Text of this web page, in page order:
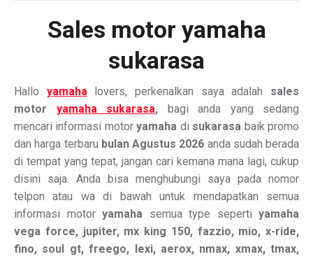
Sales motor yamaha
sukarasa
Hallo yamahalovers, perkenalkan saya adalah sales
motor yamaha sukarasa, bagi anda yang sedang
mencari informasi motoryamaha di sukarasa baik promo
dan harga terbaru bulan Agustus 2026 anda sudah berada
di tempat yang tepat, jangan cari kemana mana lagi, cukup
disini saja. Anda bisa menghubungi saya pada nomor
telpon atau wa di bawah untuk mendapatkan semua
informasi motor yamaha semua type seperti yamaha
vega force, jupiter, mx king 150, fazzio, mio, x-ride,
fino, soul gt, freego, lexi, aerox, nmax, xmax, tmax,